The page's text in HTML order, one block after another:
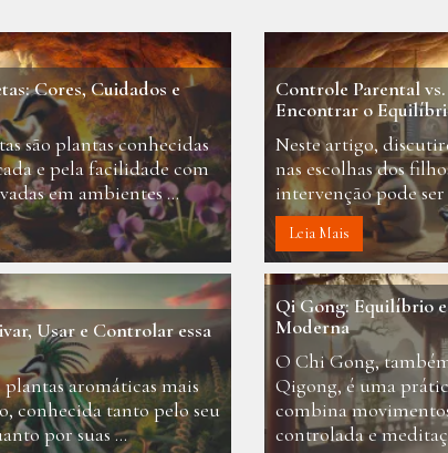
Cores, Cuidados e
são plantas conhecidas
e pela facilidade com
em ambientes ...
Controle Parental
Encontrar o
Neste artigo,
nas escolhas dos
intervenção pode
Leia Mais
Usar e Controlar essa
aromáticas mais
conhecida tanto pelo seu
por suas ...
Qi Gong: Equilíbrio
Moderna
O Chi Gong,
Qigong, é uma
combina
controlada e